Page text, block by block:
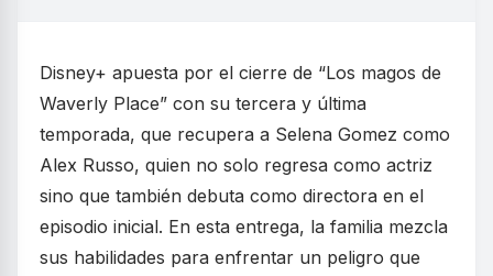
Disney+ apuesta por el cierre de “Los magos de
Waverly Place” con su tercera y última
temporada, que recupera a Selena Gomez como
Alex Russo, quien no solo regresa como actriz
sino que también debuta como directora en el
episodio inicial. En esta entrega, la familia mezcla
sus habilidades para enfrentar un peligro que